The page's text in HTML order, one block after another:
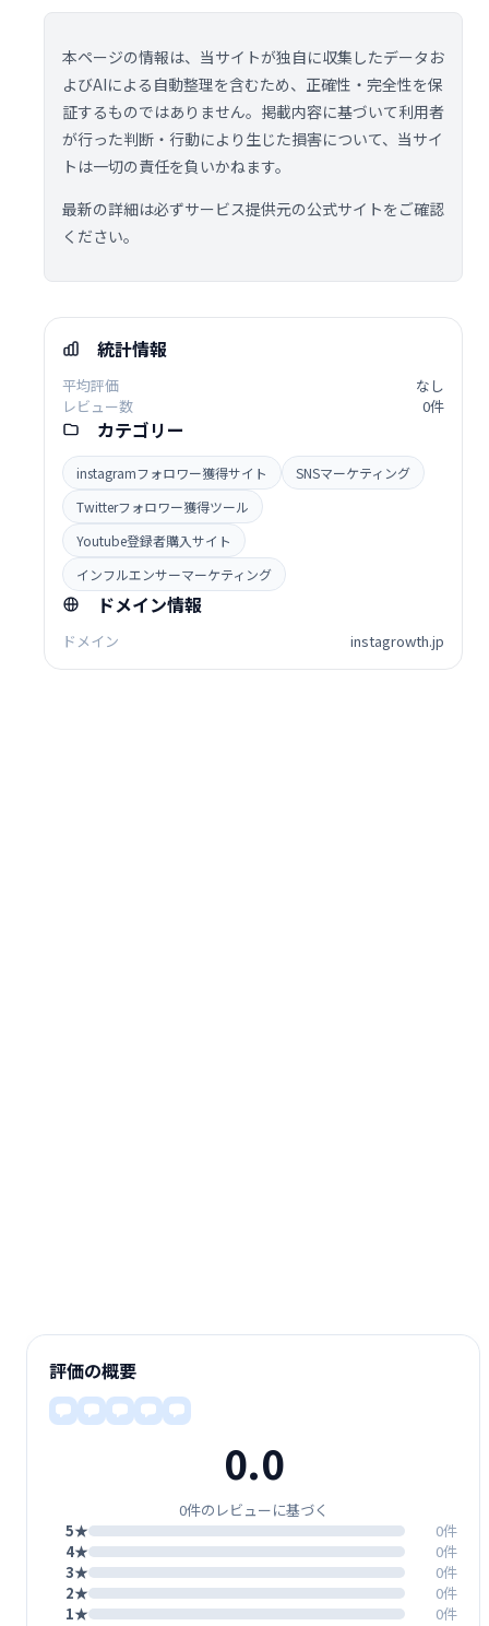
本ページの情報は、当サイトが独自に収集したデータお
よびAIによる自動整理を含むため、正確性・完全性を保
証するものではありません。掲載内容に基づいて利用者
が行った判断・行動により生じた損害について、当サイ
トは一切の責任を負いかねます。
最新の詳細は必ずサービス提供元の公式サイトをご確認
ください。
統計情報
平均評価
なし
レビュー数
0件
カテゴリー
instagramフォロワー獲得サイト
SNSマーケティング
Twitterフォロワー獲得ツール
Youtube登録者購入サイト
インフルエンサーマーケティング
ドメイン情報
ドメイン instagrowth.jp
評価の概要
0.0
0件のレビューに基づく
5★
0件
4★
0件
3★
0件
2★
0件
1★
0件